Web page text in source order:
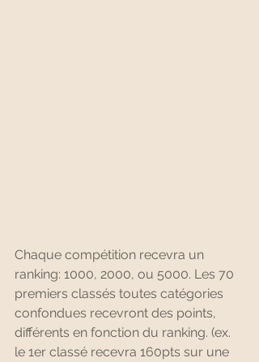
Chaque compétition recevra un
ranking: 1000, 2000, ou 5000. Les 70
premiers classés toutes catégories
confondues recevront des points,
différents en fonction du ranking. (ex.
le 1er classé recevra 160pts sur une